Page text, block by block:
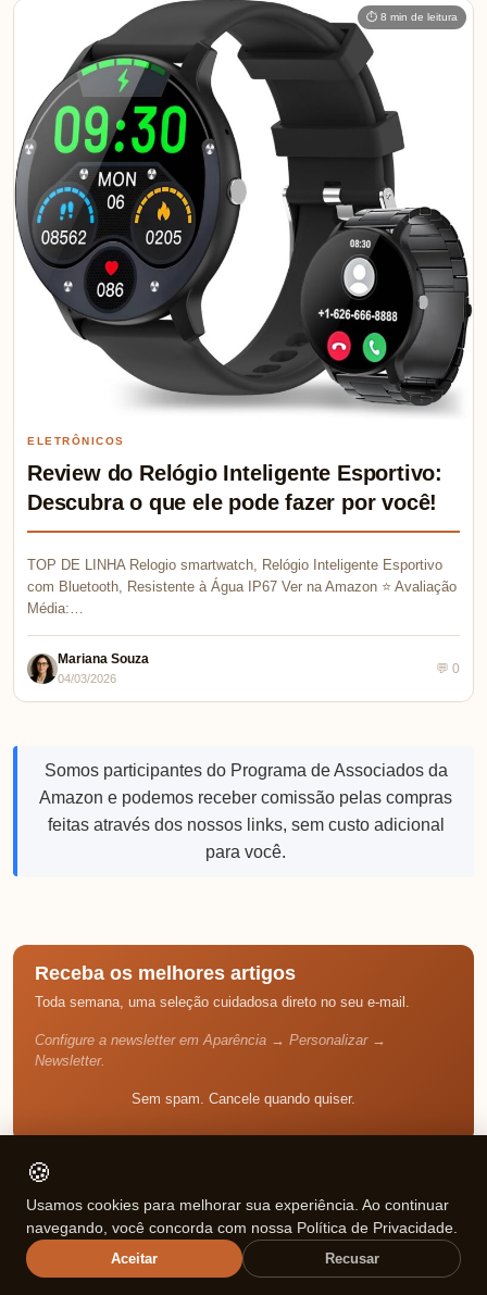
⏱ 8 min de leitura
ELETRÔNICOS
Review do Relógio Inteligente Esportivo:
Descubra o que ele pode fazer por você!
TOP DE LINHA Relogio smartwatch, Relógio Inteligente Esportivo
com Bluetooth, Resistente à Água IP67 Ver na Amazon ⭐ Avaliação
Média:…
Mariana Souza
04/03/2026
💬 0
Somos participantes do Programa de Associados da
Amazon e podemos receber comissão pelas compras
feitas através dos nossos links, sem custo adicional
para você.
Receba os melhores artigos
Toda semana, uma seleção cuidadosa direto no seu e-mail.
Configure a newsletter em Aparência → Personalizar →
Newsletter.
Sem spam. Cancele quando quiser.
✍️
🍪
Usamos cookies para melhorar sua experiência. Ao continuar
navegando, você concorda com nossa Política de Privacidade.
Aceitar Recusar